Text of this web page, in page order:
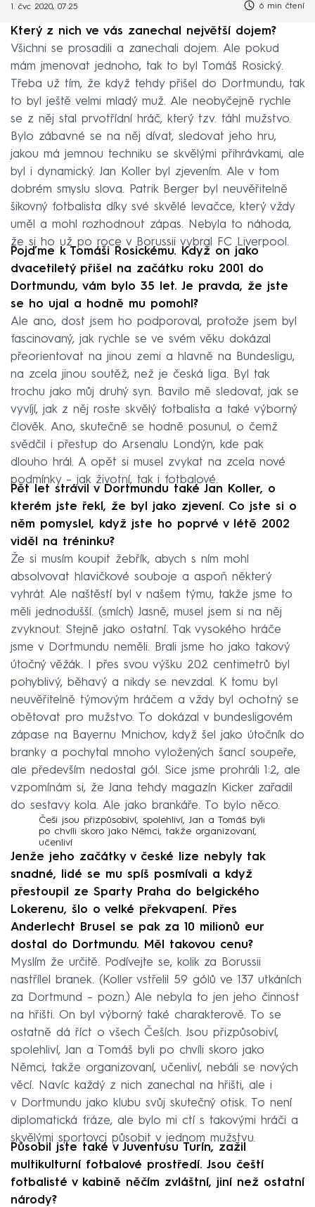
1. čvc 2020, 07:25 6 min čtení
Který z nich ve vás zanechal největší dojem?
Všichni se prosadili a zanechali dojem. Ale pokud
mám jmenovat jednoho, tak to byl Tomáš Rosický.
Třeba už tím, že když tehdy přišel do Dortmundu, tak
to byl ještě velmi mladý muž. Ale neobyčejně rychle
se z něj stal prvotřídní hráč, který tzv. táhl mužstvo.
Bylo zábavné se na něj dívat, sledovat jeho hru,
jakou má jemnou techniku se skvělými přihrávkami, ale
byl i dynamický. Jan Koller byl zjevením. Ale v tom
dobrém smyslu slova. Patrik Berger byl neuvěřitelně
šikovný fotbalista díky své skvělé levačce, který vždy
uměl a mohl rozhodnout zápas. Nebyla to náhoda,
že si ho už po roce v Borussii vybral FC Liverpool.
Pojďme k Tomáši Rosickému. Když on jako
dvacetiletý přišel na začátku roku 2001 do
Dortmundu, vám bylo 35 let. Je pravda, že jste
se ho ujal a hodně mu pomohl?
Ale ano, dost jsem ho podporoval, protože jsem byl
fascinovaný, jak rychle se ve svém věku dokázal
přeorientovat na jinou zemi a hlavně na Bundesligu,
na zcela jinou soutěž, než je česká liga. Byl tak
trochu jako můj druhý syn. Bavilo mě sledovat, jak se
vyvíjí, jak z něj roste skvělý fotbalista a také výborný
člověk. Ano, skutečně se hodně posunul, o čemž
svědčil i přestup do Arsenalu Londýn, kde pak
dlouho hrál. A opět si musel zvykat na zcela nové
podmínky –⁠ jak životní, tak i fotbalové.
Pět let strávil v Dortmundu také Jan Koller, o
kterém jste řekl, že byl jako zjevení. Co jste si o
něm pomyslel, když jste ho poprvé v létě 2002
viděl na tréninku?
Že si musím koupit žebřík, abych s ním mohl
absolvovat hlavičkové souboje a aspoň některý
vyhrát. Ale naštěstí byl v našem týmu, takže jsme to
měli jednodušší. (smích) Jasně, musel jsem si na něj
zvyknout. Stejně jako ostatní. Tak vysokého hráče
jsme v Dortmundu neměli. Brali jsme ho jako takový
útočný věžák. I přes svou výšku 202 centimetrů byl
pohyblivý, běhavý a nikdy se nevzdal. K tomu byl
neuvěřitelně týmovým hráčem a vždy byl ochotný se
obětovat pro mužstvo. To dokázal v bundesligovém
zápase na Bayernu Mnichov, když šel jako útočník do
branky a pochytal mnoho vyložených šancí soupeře,
ale především nedostal gól. Sice jsme prohráli 1:2, ale
vzpomínám si, že Jana tehdy magazín Kicker zařadil
do sestavy kola. Ale jako brankáře. To bylo něco.
Češi jsou přizpůsobiví, spolehliví, Jan a Tomáš byli
po chvíli skoro jako Němci, takže organizovaní,
učenliví
Jenže jeho začátky v české lize nebyly tak
snadné, lidé se mu spíš posmívali a když
přestoupil ze Sparty Praha do belgického
Lokerenu, šlo o velké překvapení. Přes
Anderlecht Brusel se pak za 10 milionů eur
dostal do Dortmundu. Měl takovou cenu?
Myslím že určitě. Podívejte se, kolik za Borussii
nastřílel branek. (Koller vstřelil 59 gólů ve 137 utkáních
za Dortmund – pozn.) Ale nebyla to jen jeho činnost
na hřišti. On byl výborný také charakterově. To se
ostatně dá říct o všech Češích. Jsou přizpůsobiví,
spolehliví, Jan a Tomáš byli po chvíli skoro jako
Němci, takže organizovaní, učenliví, nebáli se nových
věcí. Navíc každý z nich zanechal na hřišti, ale i
v Dortmundu jako klubu svůj skutečný otisk. To není
diplomatická fráze, ale bylo mi ctí s takovými hráči a
skvělými sportovci působit v jednom mužstvu.
Působil jste také v Juventusu Turín, zažil
multikulturní fotbalové prostředí. Jsou čeští
fotbalisté v kabině něčím zvláštní, jiní než ostatní
národy?